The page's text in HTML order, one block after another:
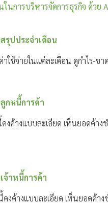
ในการบริหารจัดการธุรกิจ ด้วย
รุปประจำเดือน
าใช้จ่ายในแต่ละเดือน ดูกำไร-ข
กหนี้การค้า
งค้างแบบละเอียด เห็นยอดค้าง
จ้าหนี้การค้า
คงค้างแบบละเอียด เห็นยอดค้า